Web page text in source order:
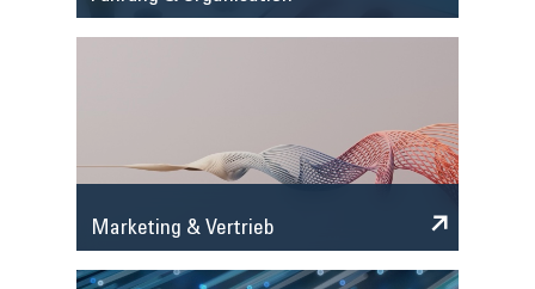
Marketing & Vertrieb